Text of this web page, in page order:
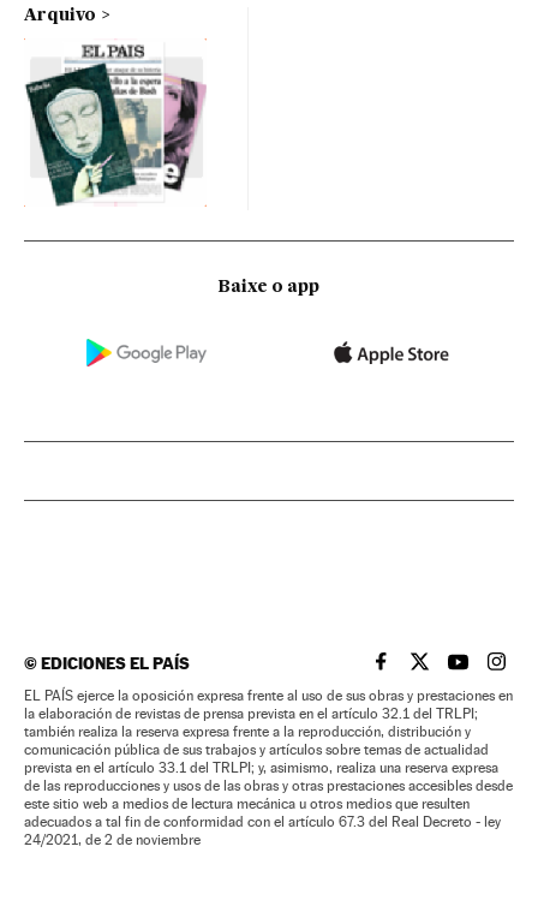
Arquivo
Baixe o app
©EDICIONES EL PAÍS EL PAÍS BRASIL EN
EL PAÍSEL PAÍS
EL
EL PAÍS ejerce la oposición expresa frente al uso de sus obras y prestaciones en
la elaboración de revistas de prensa prevista en el artículo 32.1 del TRLPI;
también realiza la reserva expresa frente a la reproducción, distribución y
comunicación pública de sus trabajos y artículos sobre temas de actualidad
prevista en el artículo 33.1 del TRLPI; y, asimismo, realiza una reserva expresa
de las reproducciones y usos de las obras y otras prestaciones accesibles desde
este sitio web a medios de lectura mecánica u otros medios que resulten
adecuados a tal fin de conformidad con el artículo 67.3 del Real Decreto - ley
24/2021, de 2 de noviembre